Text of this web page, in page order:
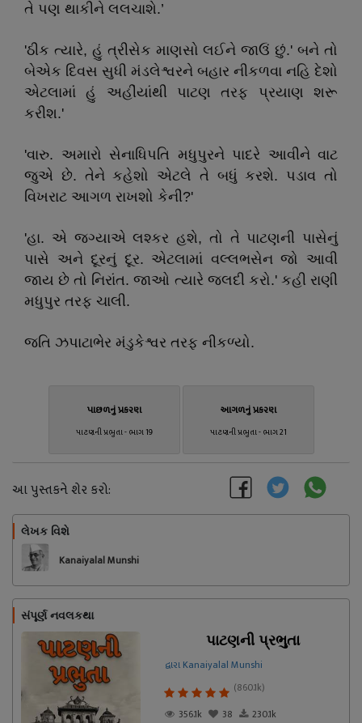
તે પણ થાકીને લલચાશે.’
'ઠીક ત્યારે, હું ત્રીસેક માણસો લઈને જાઉં છું.' બને તો
બેએક દિવસ સુધી મંડલેશ્વરને બહાર નીકળવા નહિ દેશો
એટલામાં હું અહીંયાંથી પાટણ તરફ પ્રયાણ શરૂ
કરીશ.'
'વારુ. અમારો સેનાધિપતિ મધુપુરને પાદરે આવીને વાટ
જુએ છે. તેને કહેશો એટલે તે બધું કરશે. પડાવ તો
વિખરાટ આગળ રાખશો કેની?'
'હા. એ જગ્યાએ લશ્કર હશે, તો તે પાટણની પાસેનું
પાસે અને દૂરનું દૂર. એટલામાં વલ્લભસેન જો આવી
જાય છે તો નિરાંત. જાઓ ત્યારે જલદી કરો.' કહી રાણી
મધુપુર તરફ ચાલી.
જતિ ઝપાટાભેર મંડુકેશ્વર તરફ નીકળ્યો.
પાછળનું પ્રકરણ
પાટણની પ્રભુતા - ભાગ 19
આગળનું પ્રકરણ
પાટણની પ્રભુતા - ભાગ 21
આ પુસ્તકને શેર કરો:
લેખક વિશે
Kanaiyalal Munshi
સંપૂર્ણ નવલકથા
પાટણની પ્રભુતા
દ્વારા Kanaiyalal Munshi
(860.1k)
356.1k
38 230.1k